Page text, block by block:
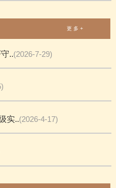
更 多 +
..(2026-7-29)
实..(2026-4-17)